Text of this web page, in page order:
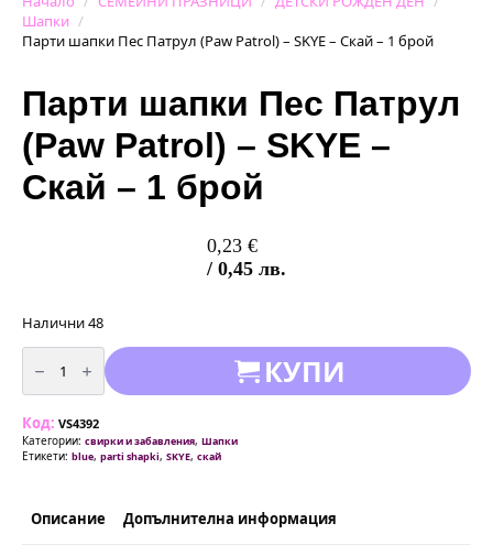
Шапки
Парти шапки Пес Патрул (Paw Patrol) – SKYE – Скай – 1 брой
Парти шапки Пес Патрул
(Paw Patrol) – SKYE –
Скай – 1 брой
0,23 €
/ 0,45 лв.
Налични 48
количество
за
Парти
шапки
Патрул
(Paw
Patrol)
-
Скай
КУПИ
Код: VS4392
Категории: свирки и забавления, Шапки
Етикети: blue, parti shapki, SKYE, скай
Описание Допълнителна информация